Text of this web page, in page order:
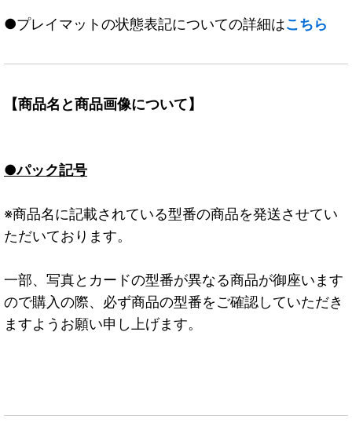
●プレイマットの状態表記についての詳細はこちら
【商品名と商品画像について】
●パック記号
※商品名に記載されている型番の商品を発送させてい
ただいております。
一部、写真とカードの型番が異なる商品が御座います
ので購入の際、必ず商品の型番をご確認していただき
ますようお願い申し上げます。